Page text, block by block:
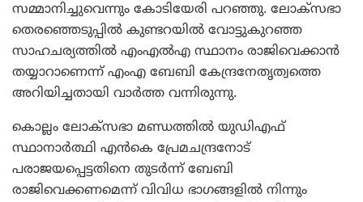
സമ്മാനിച്ചുവെന്നും കോടിയേരി പറഞ്ഞു. ലോക്‌സഭാ
തെരഞ്ഞെടുപ്പില്‍ കുണ്ടറയില്‍ വോട്ടുകുറഞ്ഞ
സാഹചര്യത്തില്‍ എംഎല്‍എ സ്ഥാനം രാജിവെക്കാന്‍
തയ്യാറാണെന്ന് എംഎ ബേബി കേന്ദ്രനേതൃത്വത്തെ
അറിയിച്ചതായി വാര്‍ത്ത വന്നിരുന്നു.
കൊല്ലം ലോക്‌സഭാ മണ്ഡത്തില്‍ യുഡിഎഫ്
സ്ഥാനാര്‍ത്ഥി എന്‍കെ പ്രേമചന്ദ്രനോട്
പരാജയപ്പെട്ടതിനെ തുടര്‍ന്ന് ബേബി
രാജിവെക്കണമെന്ന് വിവിധ ഭാഗങ്ങളില്‍ നിന്നും